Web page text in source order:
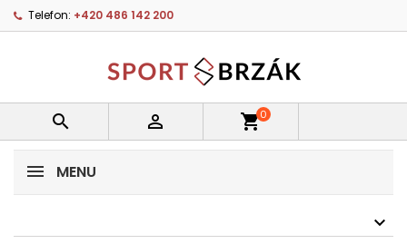
Telefon: +420 486 142 200
  shopping_cart0
MENU